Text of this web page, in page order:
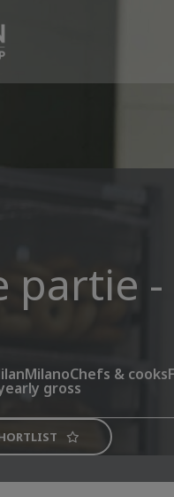
partie
gross
Chefs & cooks
Milano